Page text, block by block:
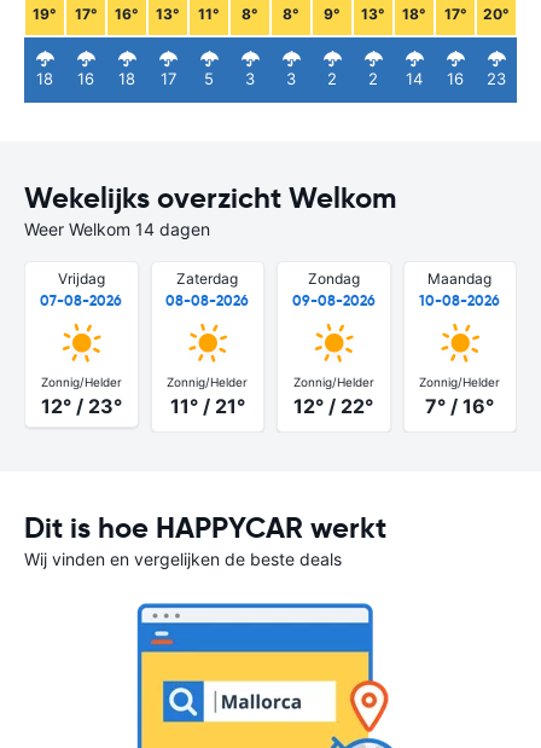
19°
18
17°
16
16°
18
13°
17
11°
5
8°
3
8°
3
9°
2
13°
2
18°
14
17°
16
20°
23
Wekelijks overzicht Welkom
Weer Welkom 14 dagen
Vrijdag
07-08-2026
Zonnig/Helder
12° / 23°
Zaterdag
08-08-2026
Zonnig/Helder
11° / 21°
Zondag
09-08-2026
Zonnig/Helder
12° / 22°
Maandag
10-08-2026
Zonnig/Helder
7° / 16°
Dit is hoe HAPPYCAR werkt
Wij vinden en vergelijken de beste deals